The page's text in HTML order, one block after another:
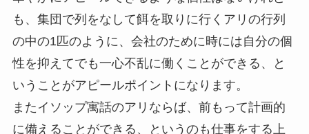
も、集団で列をなして餌を取りに行くアリの行列
の中の1匹のように、会社のために時には自分の個
性を抑えてでも一心不乱に働くことができる、と
いうことがアピールポイントになります。
またイソップ寓話のアリならば、前もって計画的
に備えることができる、というのも仕事をする上